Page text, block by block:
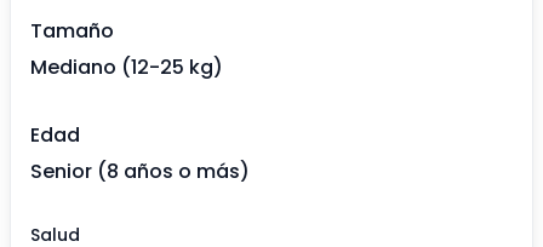
Tamaño
Mediano (12-25 kg)
Edad
Senior (8 años o más)
Salud